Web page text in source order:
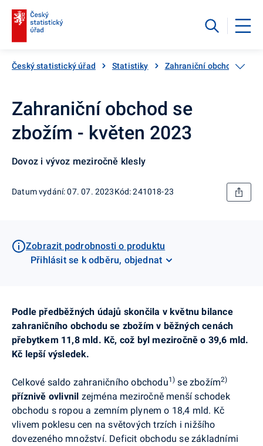
Český statistický úřad Statistiky Zahraniční obchod
Zahraniční obchod se
zbožím - květen 2023
Dovoz i vývoz meziročně klesly
Datum vydání: 07. 07. 2023Kód: 241018-23
Zobrazit podrobnosti o produktu
Přihlásit se k odběru, objednat
Podle předběžných údajů skončila v květnu bilance
zahraničního obchodu se zbožím v běžných cenách
přebytkem 11,8mld. Kč, což byl meziročně o 39,6 mld.
Kč lepší výsledek.
Celkové saldo zahraničního obchodu1) se zbožím2)
příznivě ovlivnil zejména meziročně menší schodek
obchodu s ropou a zemním plynem o 18,4 mld. Kč
vlivem poklesu cen na světových trzích i nižšího
dovezeného množství. Deficit obchodu se základními